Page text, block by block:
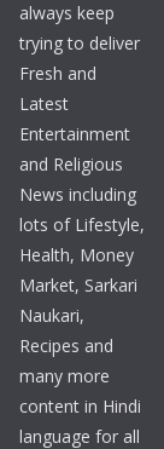
always keep
trying to deliver
Fresh and
Latest
Entertainment
and Religious
News including
lots of Lifestyle,
Health, Money
Market, Sarkari
Naukari,
Recipes and
many more
content in Hindi
language for all